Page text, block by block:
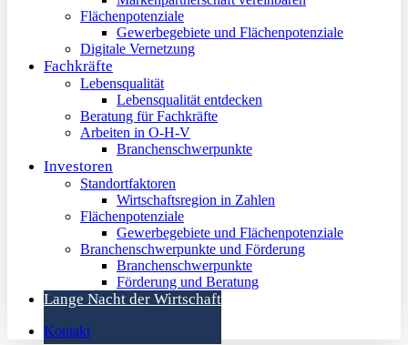
Flächenpotenziale
Gewerbegebiete und Flächenpotenziale
Digitale Vernetzung
Fachkräfte
Lebensqualität
Lebensqualität entdecken
Beratung für Fachkräfte
Arbeiten in O-H-V
Branchenschwerpunkte
Investoren
Standortfaktoren
Wirtschaftsregion in Zahlen
Flächenpotenziale
Gewerbegebiete und Flächenpotenziale
Branchenschwerpunkte und Förderung
Branchenschwerpunkte
Förderung und Beratung
Lange Nacht der Wirtschaft
Kontakt